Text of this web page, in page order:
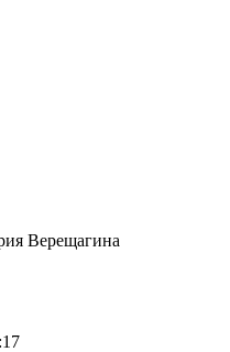
Верещагина